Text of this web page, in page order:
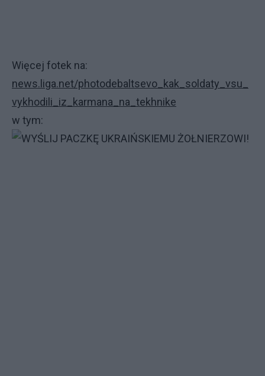
= Отвод войск из Дебальцево осуществляется
организовано. Все сказки о контроле за Логвиново
оказались сказками- тыква не превратилась в
Трассу Дебальцево- Артемовск мы не
именно из- за Логвиново. Другие дороги плотно
Więcej fotek na:
news.liga.net/photodebaltsevo_kak_soldaty_vsu_
vykhodili_iz_karmana_na_tekhnike
w tym: